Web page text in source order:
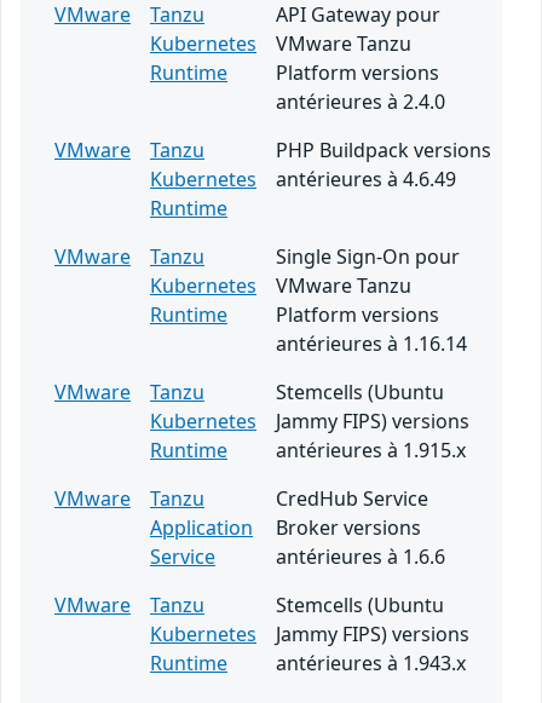
VMware
Tanzu
Kubernetes
Runtime
API Gateway pour
VMware Tanzu
Platform versions
antérieures à 2.4.0
VMware
Tanzu
Kubernetes
Runtime
PHP Buildpack versions
antérieures à 4.6.49
VMware
Tanzu
Kubernetes
Runtime
Single Sign-On pour
VMware Tanzu
Platform versions
antérieures à 1.16.14
VMware
Tanzu
Kubernetes
Runtime
Stemcells (Ubuntu
Jammy FIPS) versions
antérieures à 1.915.x
VMware
Tanzu
Application
Service
CredHub Service
Broker versions
antérieures à 1.6.6
VMware
Tanzu
Kubernetes
Runtime
Stemcells (Ubuntu
Jammy FIPS) versions
antérieures à 1.943.x